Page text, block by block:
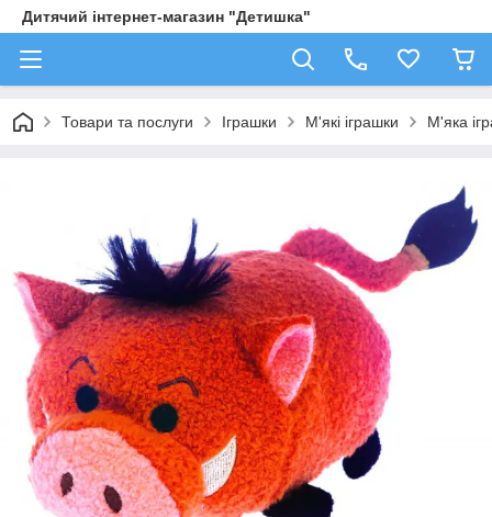
Дитячий інтернет-магазин "Детишка"
Товари та послуги Іграшки М'які іграшки М'яка